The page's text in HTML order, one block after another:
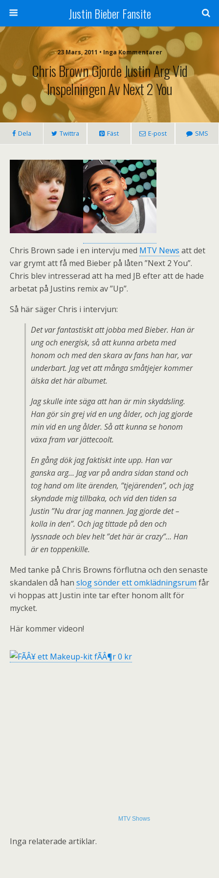
Justin Bieber Fansite
23 Mars, 2011 • Inga Kommentarer
Chris Brown Gjorde Justin Arg Vid
Inspelningen Av Next 2 You
Dela Twittra Fäst E-post SMS
Chris Brown sade i en intervju med MTV News att det
var grymt att få med Bieber på låten ”Next 2 You”.
Chris blev intresserad att ha med JB efter att de hade
arbetat på Justins remix av ”Up”.
Så här säger Chris i intervjun:
Det var fantastiskt att jobba med Bieber. Han är
ung och energisk, så att kunna arbeta med
honom och med den skara av fans han har, var
underbart. Jag vet att många småtjejer kommer
älska det här albumet.
Jag skulle inte säga att han är min skyddsling.
Han gör sin grej vid en ung ålder, och jag gjorde
min vid en ung ålder. Så att kunna se honom
växa fram var jättecoolt.
En gång dök jag faktiskt inte upp. Han var
ganska arg… Jag var på andra sidan stand och
tog hand om lite ärenden, ”tjejärenden”, och jag
skyndade mig tillbaka, och vid den tiden sa
Justin ”Nu drar jag mannen. Jag gjorde det –
kolla in den”. Och jag tittade på den och
lyssnade och blev helt ”det här är crazy”… Han
är en toppenkille.
Med tanke på Chris Browns förflutna och den senaste
skandalen då han slog sönder ett omklädningsrum får
vi hoppas att Justin inte tar efter honom allt för
mycket.
Här kommer videon!
MTV Shows
Inga relaterade artiklar.